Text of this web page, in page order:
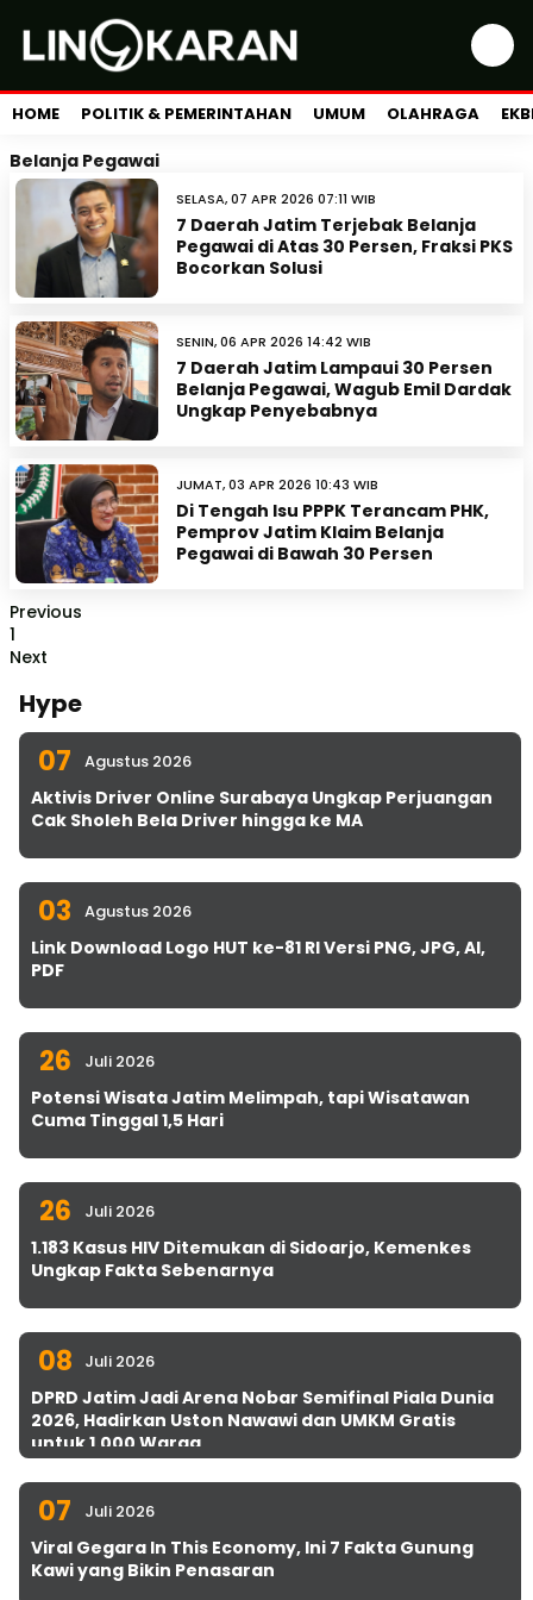
HOME POLITIK & PEMERINTAHAN UMUM OLAHRAGA
Belanja Pegawai
SELASA, 07 APR 2026 07:11 WIB
7 Daerah Jatim Terjebak Belanja
Pegawai di Atas 30 Persen, Fraksi PKS
Bocorkan Solusi
SENIN, 06 APR 2026 14:42 WIB
7 Daerah Jatim Lampaui 30 Persen
Belanja Pegawai, Wagub Emil Dardak
Ungkap Penyebabnya
JUMAT, 03 APR 2026 10:43 WIB
Di Tengah Isu PPPK Terancam PHK,
Pemprov Jatim Klaim Belanja
Pegawai di Bawah 30 Persen
Previous
1
Next
Hype
07 Agustus 2026
Aktivis Driver Online Surabaya Ungkap Perjuangan
Cak Sholeh Bela Driver hingga ke MA
03 Agustus 2026
Link Download Logo HUT ke-81 RI Versi PNG, JPG, AI,
PDF
26 Juli 2026
Potensi Wisata Jatim Melimpah, tapi Wisatawan
Cuma Tinggal 1,5 Hari
26 Juli 2026
1.183 Kasus HIV Ditemukan di Sidoarjo, Kemenkes
Ungkap Fakta Sebenarnya
08 Juli 2026
DPRD Jatim Jadi Arena Nobar Semifinal Piala Dunia
2026, Hadirkan Uston Nawawi dan UMKM Gratis
untuk 1.000 Warga
07 Juli 2026
Viral Gegara In This Economy, Ini 7 Fakta Gunung
Kawi yang Bikin Penasaran